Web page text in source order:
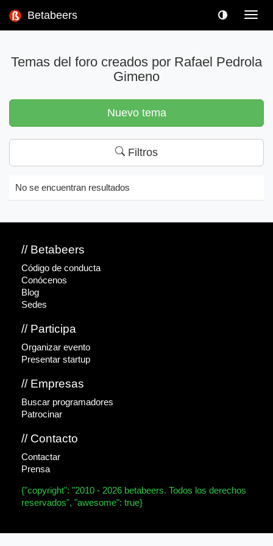
Betabeers
Temas del foro creados por Rafael Pedrola
Gimeno
Nuevo tema
Filtros
No se encuentran resultados
// Betabeers
Código de conducta
Conócenos
Blog
Sedes
// Participa
Organizar evento
Presentar startup
// Empresas
Buscar programadores
Patrocinar
// Contacto
Contactar
Prensa
{"copyright": "2010 - 2026 betabeers. Todos los derechos
reservados", "awesome": true}